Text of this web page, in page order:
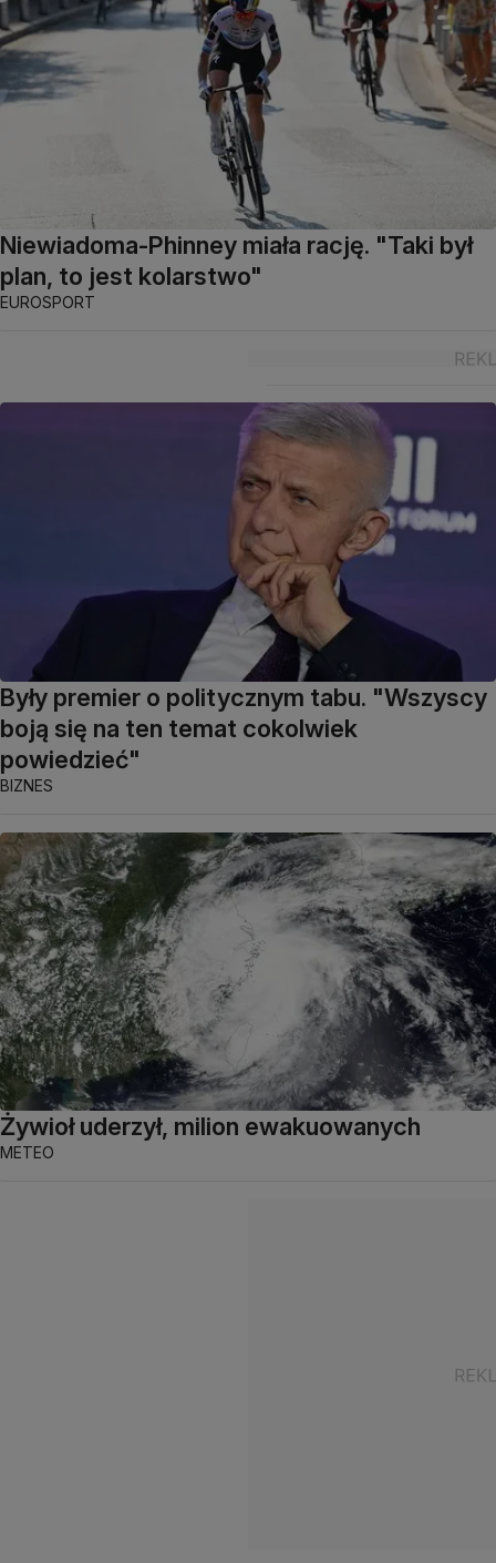
Niewiadoma-Phinney miała rację. "Taki był
plan, to jest kolarstwo"
EUROSPORT
Były premier o politycznym tabu. "Wszyscy
boją się na ten temat cokolwiek
powiedzieć"
BIZNES
Żywioł uderzył, milion ewakuowanych
METEO